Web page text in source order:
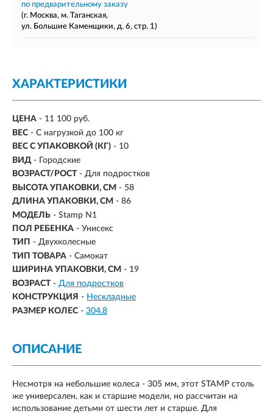
по предварительному заказу
(г. Москва, м. Таганская,
ул. Большие Каменщики, д. 6, стр. 1)
ХАРАКТЕРИСТИКИ
ЦЕНА - 11 100 руб.
ВЕС - С нагрузкой до 100 кг
ВЕС С УПАКОВКОЙ (КГ) - 10
ВИД - Городские
ВОЗРАСТ/РОСТ - Для подростков
ВЫСОТА УПАКОВКИ, СМ - 58
ДЛИНА УПАКОВКИ, СМ - 86
МОДЕЛЬ - Stamp N1
ПОЛ РЕБЕНКА - Унисекс
ТИП - Двухколесные
ТИП ТОВАРА - Самокат
ШИРИНА УПАКОВКИ, СМ - 19
ВОЗРАСТ - Для подростков
КОНСТРУКЦИЯ - Нескладные
РАЗМЕР КОЛЕС - 304.8
ОПИСАНИЕ
Несмотря на небольшие колеса - 305 мм, этот STAMP столь
же универсален, как и старшие модели, но рассчитан на
использование детьми от шести лет и старше. Для